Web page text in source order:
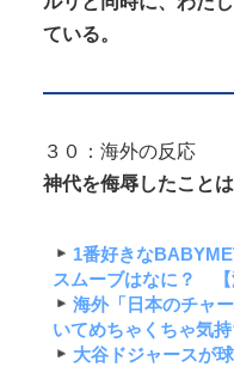
ている。
３０：海外の反応
神代を侮辱したこと
1番好きな
スムーブはなに？ 【
海外「日本のチャ
いてめちゃくちゃ気
大谷ドジャースが